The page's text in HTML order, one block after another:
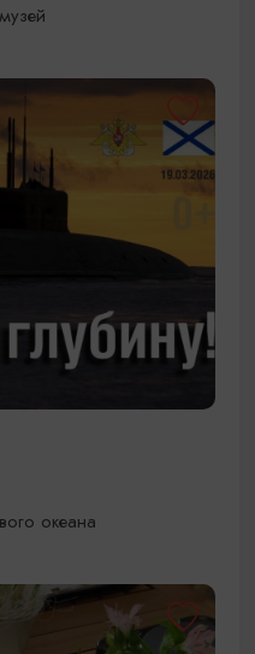
океана